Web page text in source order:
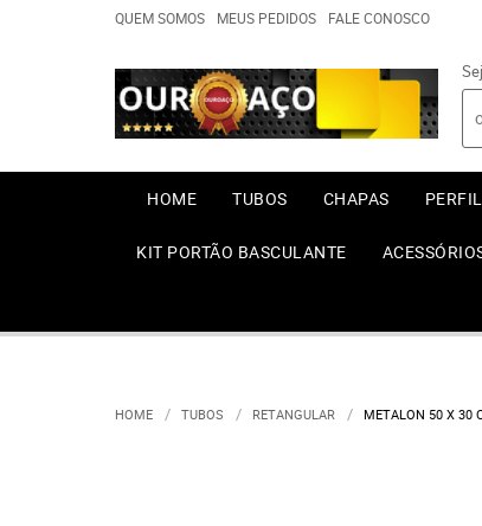
QUEM SOMOS MEUS PEDIDOS FALE CONOSCO
HOME TUBOS CHAPAS
KIT PORTÃO BASCULANTE
HOME TUBOS RETANGULAR METALON 50 X 30